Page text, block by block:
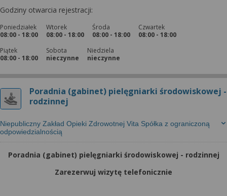
Godziny otwarcia rejestracji:
Poniedziałek
08:00 - 18:00
Wtorek
08:00 - 18:00
Środa
08:00 - 18:00
Czwartek
08:00 - 18:00
Piątek
08:00 - 18:00
Sobota
nieczynne
Niedziela
nieczynne
Poradnia (gabinet) pielęgniarki środowiskowej -
rodzinnej
Niepubliczny Zakład Opieki Zdrowotnej Vita Spółka z ograniczoną
odpowiedzialnością
Poradnia (gabinet) pielęgniarki środowiskowej - rodzinnej
Zarezerwuj wizytę telefonicznie